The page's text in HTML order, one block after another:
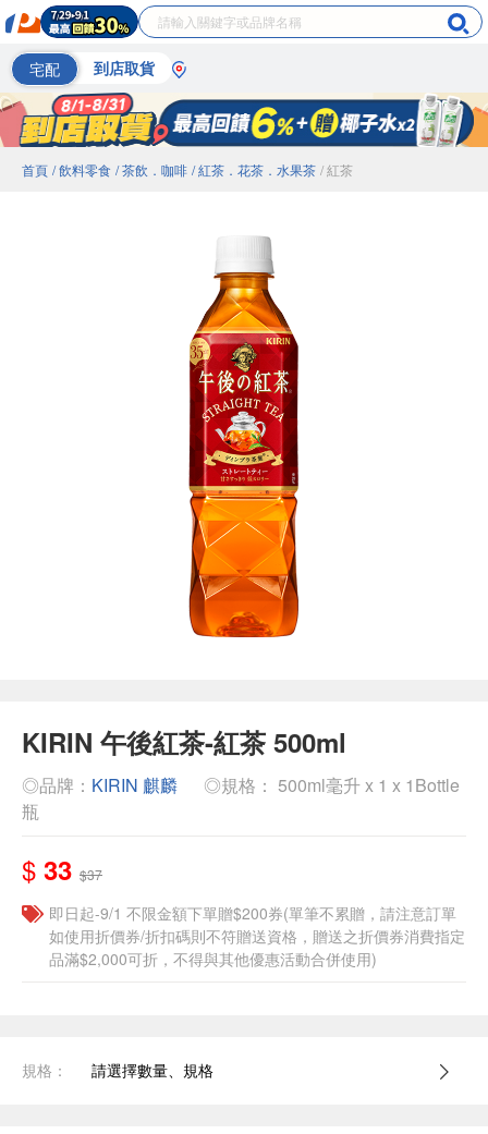
宅配 到店取貨
首頁 / 飲料零食 / 茶飲．咖啡 / 紅茶．花茶．水果茶 / 紅茶
KIRIN 午後紅茶-紅茶 500ml
◎品牌： KIRIN 麒麟
◎規格： 500ml毫升 x 1 x 1Bottle
瓶
$ 33 $37
即日起-9/1 不限金額下單贈$200券(單筆不累贈，請注意訂單
如使用折價券/折扣碼則不符贈送資格，贈送之折價券消費指定
品滿$2,000可折，不得與其他優惠活動合併使用)
規格： 請選擇數量、規格